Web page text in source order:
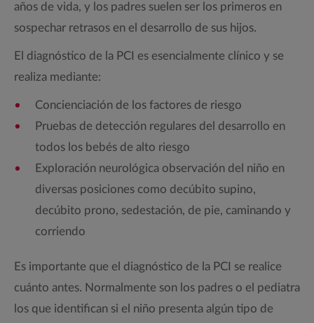
años de vida, y los padres suelen ser los primeros en
sospechar retrasos en el desarrollo de sus hijos.
El diagnóstico de la PCI es esencialmente clínico y se
realiza mediante:
Concienciación de los factores de riesgo
Pruebas de detección regulares del desarrollo en
todos los bebés de alto riesgo
Exploración neurológica observación del niño en
diversas posiciones como decúbito supino,
decúbito prono, sedestación, de pie, caminando y
corriendo
Es importante que el diagnóstico de la PCI se realice
cuánto antes. Normalmente son los padres o el pediatra
los que identifican si el niño presenta algún tipo de